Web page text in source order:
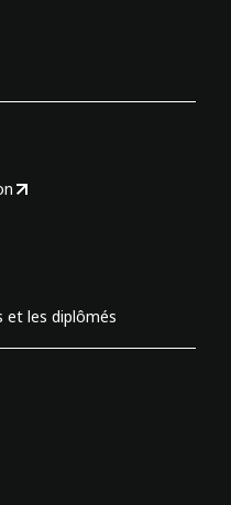
et les diplômés